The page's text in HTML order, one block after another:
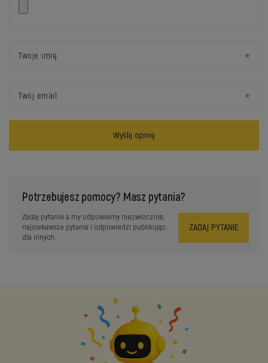
Twoje imię
Twój email
Wyślij opinię
Potrzebujesz pomocy? Masz pytania?
Zadaj pytanie a my odpowiemy niezwłocznie,
najciekawsze pytania i odpowiedzi publikując
dla innych.
ZADAJ PYTANIE